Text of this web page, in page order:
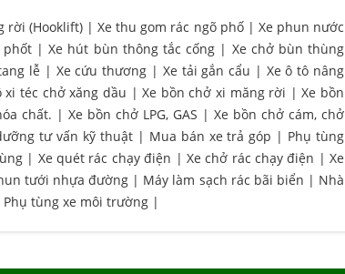
rời (Hooklift)|Xe thu gom rác ngõ phố| Xe phun nước
phốt|Xe hút bùn thông tắc cống | Xe chở bùn thùng
lễ | Xe cứu thương | Xe tải gắn cẩu | Xe ô tô nâng
xi téc chở xăng dầu |Xe bồn chở xi măng rời |Xe bồn
chất. | Xe bồn chở LPG, GAS | Xe bồn chở cám, chở
tư vấn kỹ thuật| Mua bán xe trả góp | Phụ tùng
| Xe quét rác chạy điện | Xe chở rác chạy điện |Xe
tưới nhựa đường | Máy làm sạch rác bãi biển | Nhà
Phụ tùng xe môi trường |